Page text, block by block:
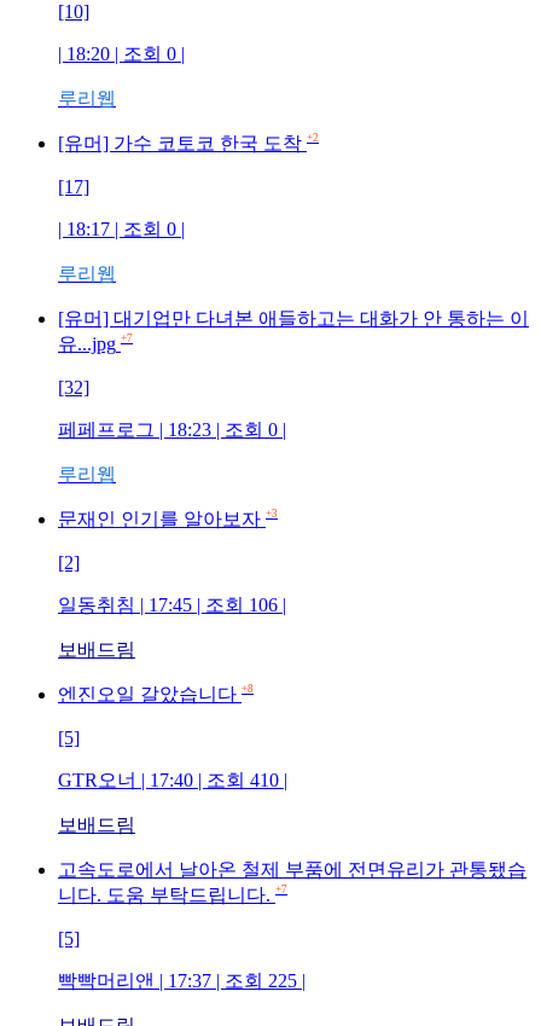
[10]
| 18:20 | 조회 0 |
루리웹
[유머] 가수 코토코 한국 도착 +2
[17]
| 18:17 | 조회 0 |
루리웹
[유머] 대기업만 다녀본 애들하고는 대화가 안 통하는 이
유...jpg +7
[32]
페페프로그 | 18:23 | 조회 0 |
루리웹
문재인 인기를 알아보자 +3
[2]
일동취침 | 17:45 | 조회 106 |
보배드림
엔진오일 갈았습니다 +8
[5]
GTR오너 | 17:40 | 조회 410 |
보배드림
고속도로에서 날아온 철제 부품에 전면유리가 관통됐습
니다. 도움 부탁드립니다. +7
[5]
빡빡머리앤 | 17:37 | 조회 225 |